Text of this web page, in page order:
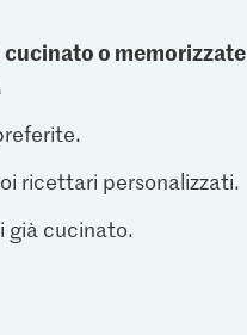
o memorizzate
ricettari personalizzati.
già cucinato.